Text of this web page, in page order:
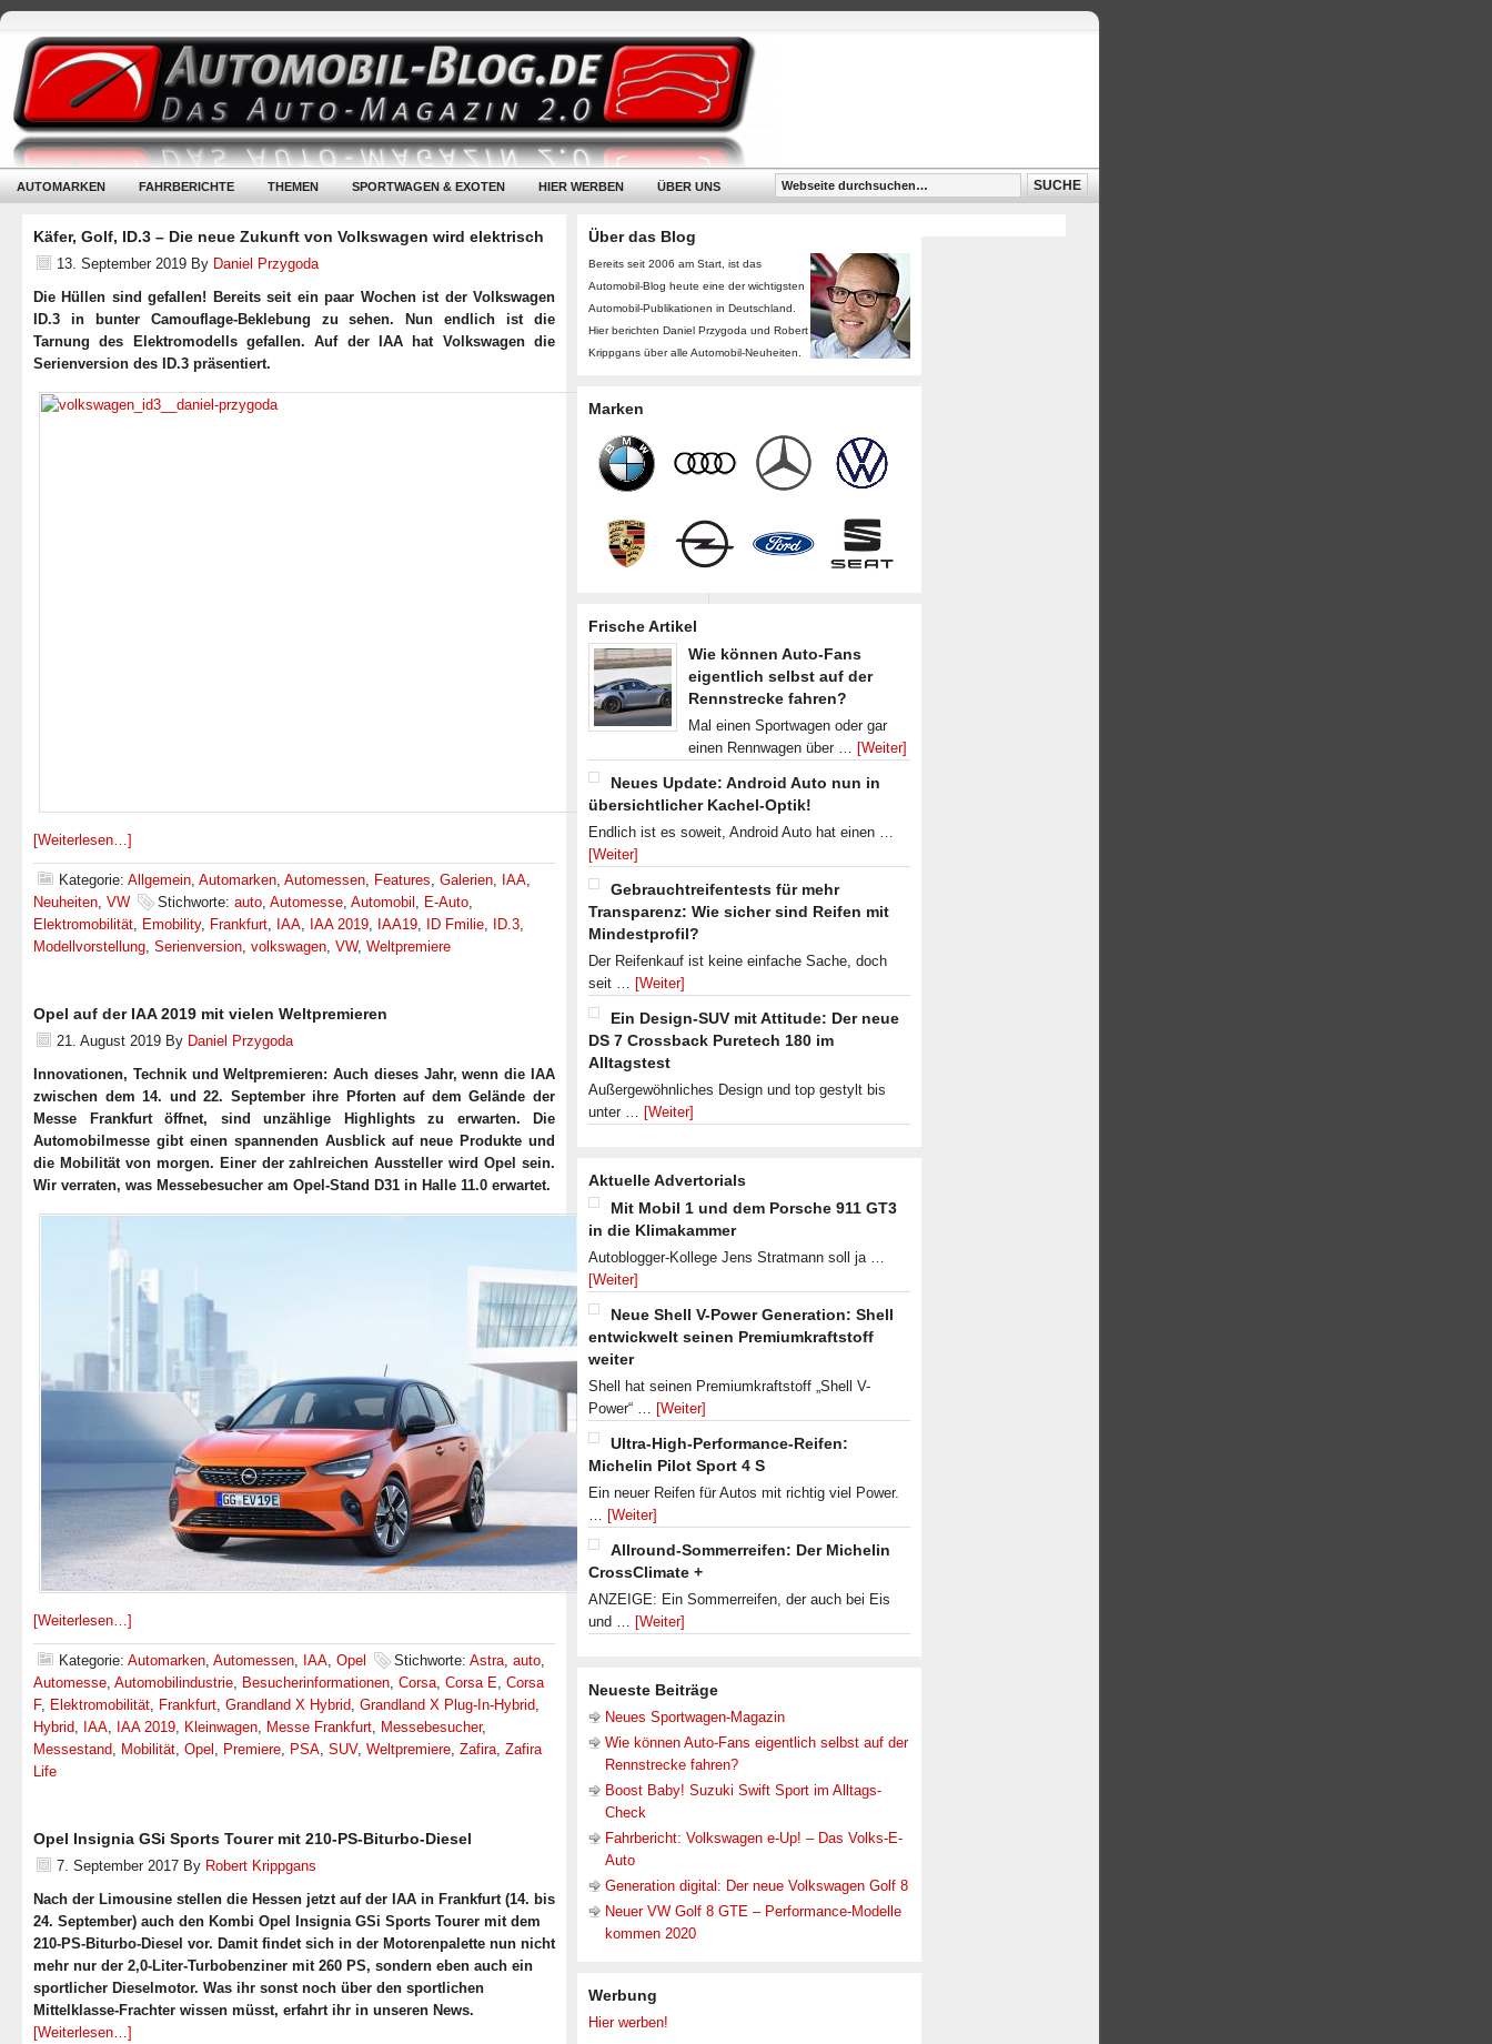
AUTOMARKEN FAHRBERICHTE THEMEN SPORTWAGEN & EXOTEN HIER WERBEN ÜBER UNS
Käfer, Golf, ID.3 – Die neue Zukunft von Volkswagen wird elektrisch
13. September 2019 By Daniel Przygoda
Die Hüllen sind gefallen! Bereits seit ein paar Wochen ist der Volkswagen
ID.3 in bunter Camouflage-Beklebung zu sehen. Nun endlich ist die
Tarnung des Elektromodells gefallen. Auf der IAA hat Volkswagen die
Serienversion des ID.3 präsentiert.
[Weiterlesen…]
Kategorie: Allgemein, Automarken, Automessen, Features, Galerien, IAA,
Neuheiten, VW Stichworte: auto, Automesse, Automobil , E-Auto,
Elektromobilität, Emobility, Frankfurt, IAA, IAA 2019, IAA19, ID Fmilie, ID.3,
Modellvorstellung, Serienversion, volkswagen, VW, Weltpremiere
Opel auf der IAA 2019 mit vielen Weltpremieren
21. August 2019 By Daniel Przygoda
Innovationen, Technik und Weltpremieren: Auch dieses Jahr, wenn die IAA
zwischen dem 14. und 22. September ihre Pforten auf dem Gelände der
Messe Frankfurt öffnet, sind unzählige Highlights zu erwarten. Die
Automobilmesse gibt einen spannenden Ausblick auf neue Produkte und
die Mobilität von morgen. Einer der zahlreichen Aussteller wird Opel sein.
Wir verraten, was Messebesucher am Opel-Stand D31 in Halle 11.0 erwartet.
[Weiterlesen…]
Kategorie: Automarken, Automessen, IAA, Opel Stichworte: Astra, auto,
Automesse, Automobilindustrie, Besucherinformationen, Corsa, Corsa E, Corsa
F, Elektromobilität, Frankfurt, Grandland X Hybrid, Grandland X Plug-In-Hybrid,
Hybrid, IAA, IAA 2019, Kleinwagen, Messe Frankfurt, Messebesucher,
Messestand, Mobilität, Opel , Premiere, PSA, SUV, Weltpremiere, Zafira, Zafira
Life
Opel Insignia GSi Sports Tourer mit 210-PS-Biturbo-Diesel
7. September 2017 By Robert Krippgans
Nach der Limousine stellen die Hessen jetzt auf der IAA in Frankfurt (14. bis
24. September) auch den Kombi Opel Insignia GSi Sports Tourer mit dem
210-PS-Biturbo-Diesel vor. Damit findet sich in der Motorenpalette nun nicht
mehr nur der 2,0-Liter-Turbobenziner mit 260 PS, sondern eben auch ein
sportlicher Dieselmotor. Was ihr sonst noch über den sportlichen
Mittelklasse-Frachter wissen müsst, erfahrt ihr in unseren News.
[Weiterlesen…]
Über das Blog
Bereits seit 2006 am Start, ist das
Automobil-Blog heute eine der wichtigsten
Automobil-Publikationen in Deutschland.
Hier berichten Daniel Przygoda und Robert
Krippgans über alle Automobil-Neuheiten.
Marken
Frische Artikel
Wie können Auto-Fans
eigentlich selbst auf der
Rennstrecke fahren?
Mal einen Sportwagen oder gar
einen Rennwagen über … [Weiter]
Neues Update: Android Auto nun in
übersichtlicher Kachel-Optik!
Endlich ist es soweit, Android Auto hat einen …
[Weiter]
Gebrauchtreifentests für mehr
Transparenz: Wie sicher sind Reifen mit
Mindestprofil?
Der Reifenkauf ist keine einfache Sache, doch
seit … [Weiter]
Ein Design-SUV mit Attitude: Der neue
DS 7 Crossback Puretech 180 im
Alltagstest
Außergewöhnliches Design und top gestylt bis
unter … [Weiter]
Aktuelle Advertorials
Mit Mobil 1 und dem Porsche 911 GT3
in die Klimakammer
Autoblogger-Kollege Jens Stratmann soll ja …
[Weiter]
Neue Shell V-Power Generation: Shell
entwickwelt seinen Premiumkraftstoff
weiter
Shell hat seinen Premiumkraftstoff „Shell V-
Power“ … [Weiter]
Ultra-High-Performance-Reifen:
Michelin Pilot Sport 4 S
Ein neuer Reifen für Autos mit richtig viel Power.
… [Weiter]
Allround-Sommerreifen: Der Michelin
CrossClimate +
ANZEIGE: Ein Sommerreifen, der auch bei Eis
und … [Weiter]
Neueste Beiträge
Neues Sportwagen-Magazin
Wie können Auto-Fans eigentlich selbst auf der
Rennstrecke fahren?
Boost Baby! Suzuki Swift Sport im Alltags-
Check
Fahrbericht: Volkswagen e-Up! – Das Volks-E-
Auto
Generation digital: Der neue Volkswagen Golf 8
Neuer VW Golf 8 GTE – Performance-Modelle
kommen 2020
Werbung
Hier werben!